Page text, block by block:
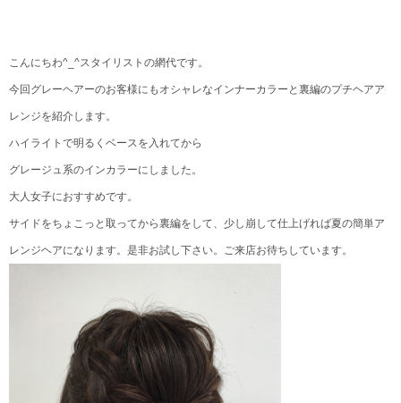
こんにちわ^_^スタイリストの網代です。
今回グレーヘアーのお客様にもオシャレなインナーカラーと裏編のプチヘアア
レンジを紹介します。
ハイライトで明るくベースを入れてから
グレージュ系のインカラーにしました。
大人女子におすすめです。
サイドをちょこっと取ってから裏編をして、少し崩して仕上げれば夏の簡単ア
レンジヘアになります。是非お試し下さい。ご来店お待ちしています。